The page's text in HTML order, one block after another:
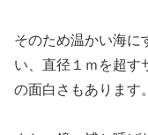
そのため温かい海に
い、直径１ｍを超す
の面白さもあります。